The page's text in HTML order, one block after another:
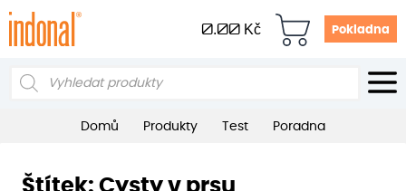
0.00 Kč Pokladna
Products
Domů Produkty Test Poradna
Štítek: Cysty v prsu